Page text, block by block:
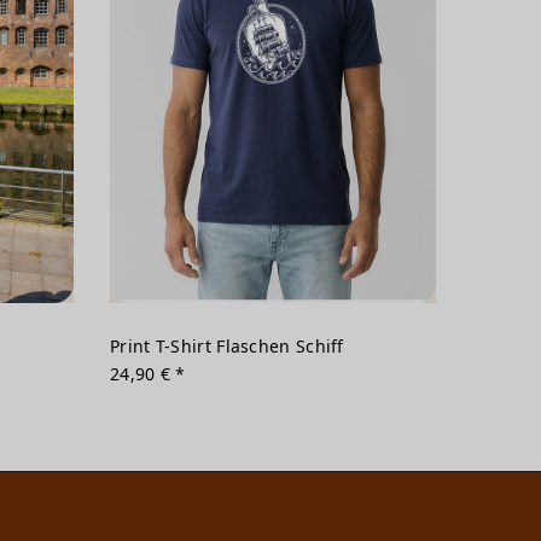
Print T-Shirt Flaschen Schiff
24,90 € *